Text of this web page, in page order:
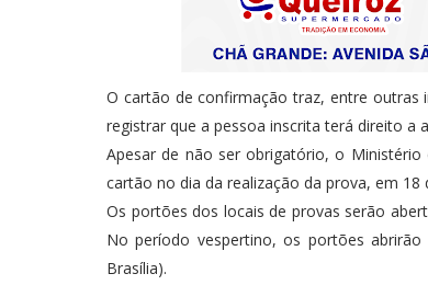
O cartão de confirmação traz, entre
registrar que a pessoa inscrita terá direito
Apesar de não ser obrigatório, o
cartão no dia da realização da prova, em 18
Os portões dos locais de provas serão
No período vespertino, os portões
Brasília).